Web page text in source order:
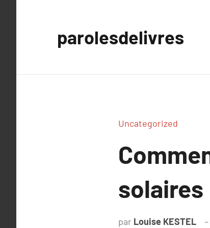
parolesdelivres
Uncategorized
solaires
par Louise KESTEL